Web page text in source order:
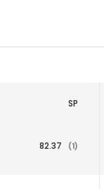
SP
82.37 (1)